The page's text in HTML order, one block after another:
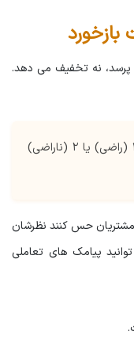
بازخورد
پرسد، نه تخفیف می دهد.
«از خرید دیروزتون راضی بودید؟ با عدد ۱ (راضی) یا ۲ (ناراضی)
حس کنند نظرشان
پیامک های تعاملی